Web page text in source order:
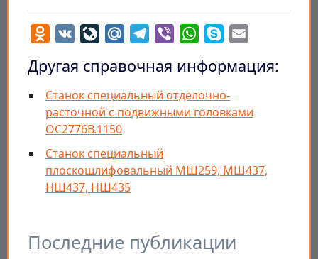
Последние публикации
Odnoklassniki
VK LiveJournal
Mail.RuTelegram
Viber WhatsApp
Skype
Другая справочная информация:
Станок специальный отделочно-
расточной с подвижными головками
ОС2776В.1150
Станок специальный
плоскошлифовальный МШ259, МШ437,
НШ437, НШ435